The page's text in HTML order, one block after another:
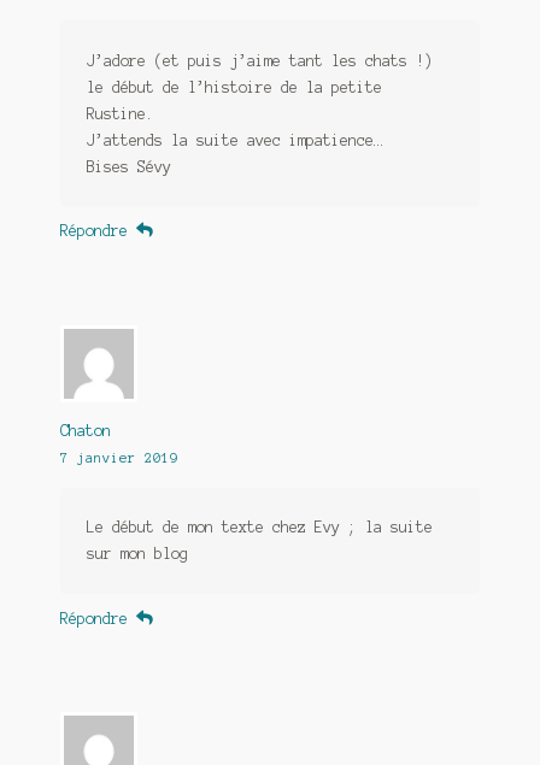
J’adore (et puis j’aime tant les chats !)
le début de l’histoire de la petite
Rustine.
J’attends la suite avec impatience…
Bises Sévy
Répondre
Chaton
7 janvier 2019
Le début de mon texte chez Evy ; la suite
sur mon blog
Répondre